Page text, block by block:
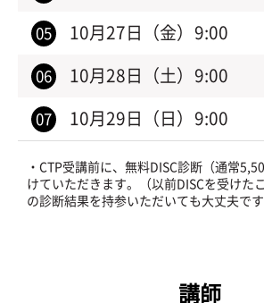
05 10月27日（金） 9:00
06 10月28日（土） 9:00
07 10月29日（日） 9:00
・CTP受講前に、無料DISC診断（通常
けていただきます。（以前DISCを受けた
の診断結果を持参いただいても大丈夫です
講師